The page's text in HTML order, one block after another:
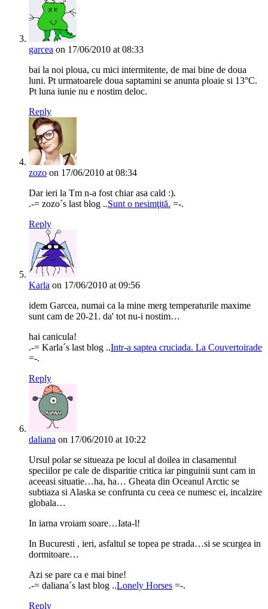
garcea on 17/06/2010 at 08:33
bai la noi ploua, cu mici intermitente, de mai bine de doua
luni. Pt urmatoarele doua saptamini se anunta ploaie si 13°C.
Pt luna iunie nu e nostim deloc.
Reply
zozo on 17/06/2010 at 08:34
Dar ieri la Tm n-a fost chiar asa cald :).
.-= zozo´s last blog ..Sunt o nesimţită. =-.
Reply
Karla on 17/06/2010 at 09:56
idem Garcea, numai ca la mine merg temperaturile maxime
sunt cam de 20-21. da' tot nu-i nostim…
hai canicula!
.-= Karla´s last blog ..Intr-a saptea cruciada. La Couvertoirade
=-.
Reply
daliana on 17/06/2010 at 10:22
Ursul polar se situeaza pe locul al doilea in clasamentul
speciilor pe cale de disparitie critica iar pinguinii sunt cam in
aceeasi situatie…ha, ha… Gheata din Oceanul Arctic se
subtiaza si Alaska se confrunta cu ceea ce numesc ei, incalzire
globala…
In iarna vroiam soare…Iata-l!
In Bucuresti , ieri, asfaltul se topea pe strada…si se scurgea in
dormitoare…
Azi se pare ca e mai bine!
.-= daliana´s last blog ..Lonely Horses =-.
Reply